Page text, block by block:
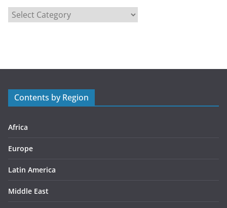
r
s
Contents by Region
Africa
Europe
Latin America
Middle East